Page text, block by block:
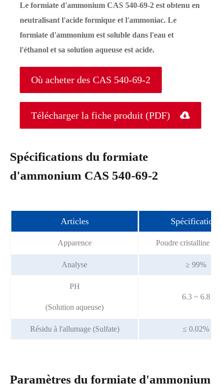
Le formiate d'ammonium CAS 540-69-2 est obtenu en
neutralisant l'acide formique et l'ammoniac. Le
formiate d'ammonium est soluble dans l'eau et
l'éthanol et sa solution aqueuse est acide.
Où acheter des CAS 540-69-2
Télécharger la fiche produit (PDF) 
Spécifications du formiate
d'ammonium CAS 540-69-2
Articles Spécifications
Apparence Poudre cristalline
Analyse ≥ 99%
PH
(Solution aqueuse)
6.3 ~ 6.8
Résidu à l'allumage (Sulfate) ≤ 0.02%
Paramètres du formiate d'ammonium